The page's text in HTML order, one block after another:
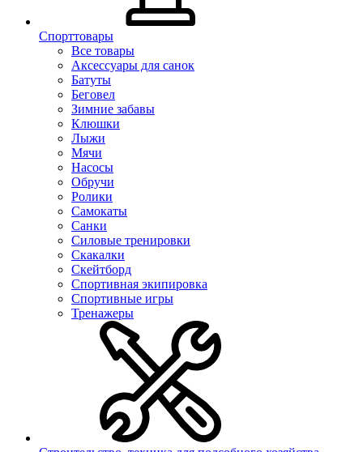
Спорттовары
Все товары
Аксессуары для санок
Батуты
Беговел
Зимние забавы
Клюшки
Лыжи
Мячи
Насосы
Обручи
Ролики
Самокаты
Санки
Силовые тренировки
Скакалки
Скейтборд
Спортивная экипировка
Спортивные игры
Тренажеры